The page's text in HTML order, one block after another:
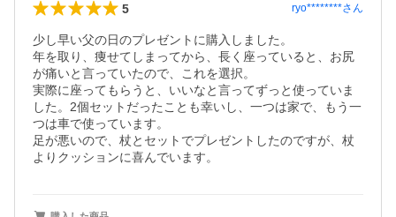
5 ryo********さん
少し早い父の日のプレゼントに購入しました。
年を取り、痩せてしまってから、長く座っていると、お尻
が痛いと言っていたので、これを選択。
実際に座ってもらうと、いいなと言ってずっと使っていま
した。2個セットだったことも幸いし、一つは家で、もう一
つは車で使っています。
足が悪いので、杖とセットでプレゼントしたのですが、杖
よりクッションに喜んでいます。